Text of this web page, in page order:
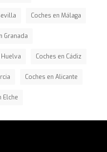
Coches en Málaga
Granada
Huelva Coches en Cádiz
Coches en Alicante
Elche